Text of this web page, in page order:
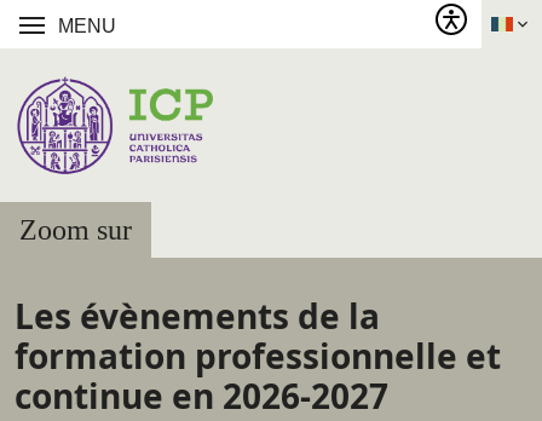
MENU
Zoom sur
Les évènements de la
formation professionnelle et
continue en 2026-2027